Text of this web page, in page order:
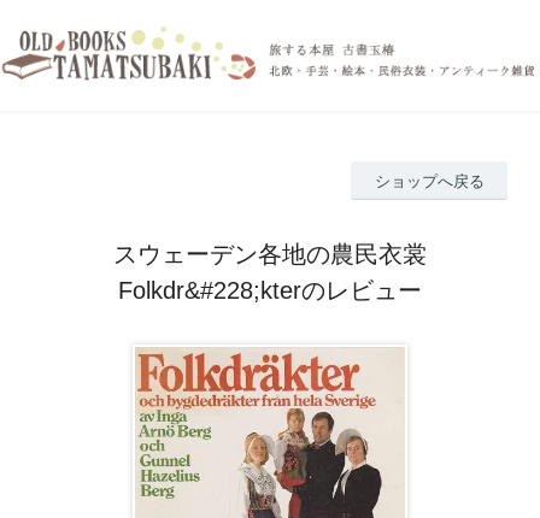
ショップへ戻る
スウェーデン各地の農民衣裳
Folkdr&#228;kterのレビュー